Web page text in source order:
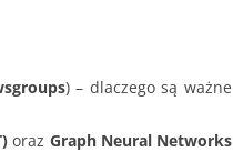
) – dlaczego są ważne
oraz Graph Neural Networks